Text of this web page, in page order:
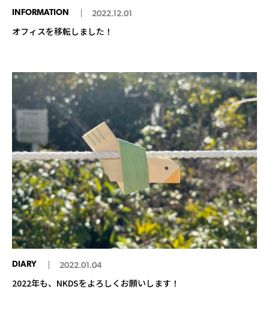
INFORMATION 2022.12.01
オフィスを移転しました！
DIARY 2022.01.04
2022年も、NKDSをよろしくお願いします！